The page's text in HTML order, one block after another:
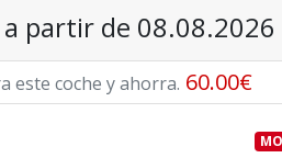
partir de 08.08.2026
este coche y ahorra. 60.00€